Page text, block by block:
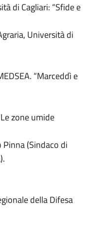
di Cagliari: “Sfide e
Università di
“Marceddì e
zone umide
Pinna (Sindaco di
della Difesa